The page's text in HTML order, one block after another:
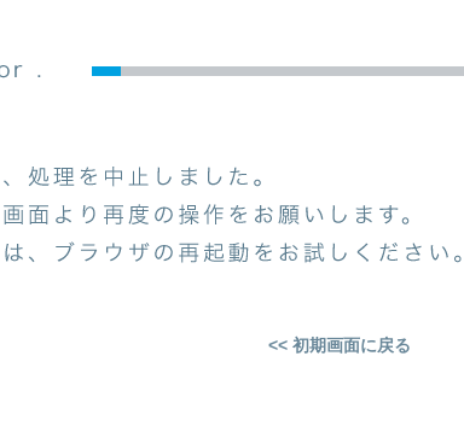
<< 初期画面に戻る